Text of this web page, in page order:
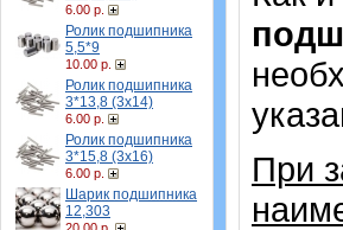
6.00 р.
Ролик подшипника
5,5*9
10.00 р.
Ролик подшипника
3*13,8 (3х14)
6.00 р.
Ролик подшипника
3*15,8 (3х16)
6.00 р.
Шарик подшипника
12,303
При